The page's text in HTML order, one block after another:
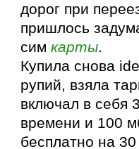
дорог при
пришлось
симкарты.
Купила снова
рупий, взяла
включал в себя
времени и 100
бесплатно на